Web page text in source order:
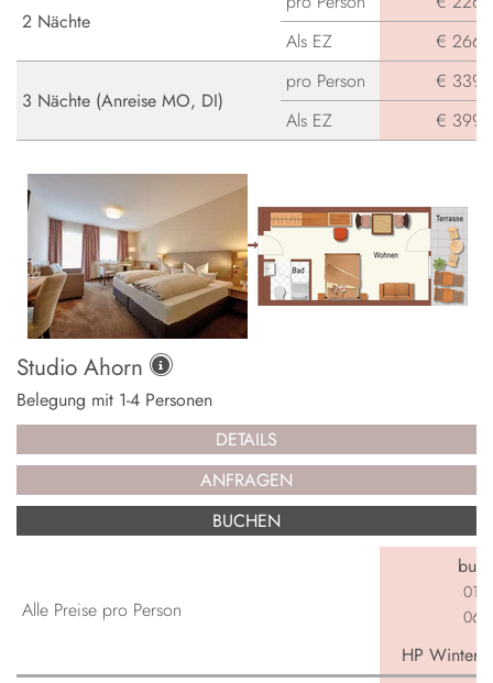
2 Nächte
Als EZ
€ 266,-
3 Nächte (Anreise MO, DI)
pro Person
€ 339,-
Als EZ
€ 399,-
Studio Ahorn
Belegung mit 1-4 Personen
DETAILS
ANFRAGEN
BUCHEN
Alle Preise pro Person
HP